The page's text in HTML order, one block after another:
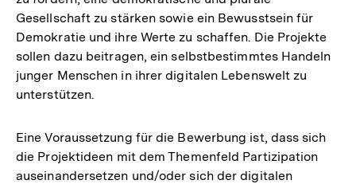
Gesellschaft zu stärken sowie ein Bewusstsein für
Demokratie und ihre Werte zu schaffen. Die Projekte
sollen dazu beitragen, ein selbstbestimmtes Handeln
junger Menschen in ihrer digitalen Lebenswelt zu
unterstützen.
Eine Voraussetzung für die Bewerbung ist, dass sich
die Projektideen mit dem Themenfeld Partizipation
auseinandersetzen und/oder sich der digitalen